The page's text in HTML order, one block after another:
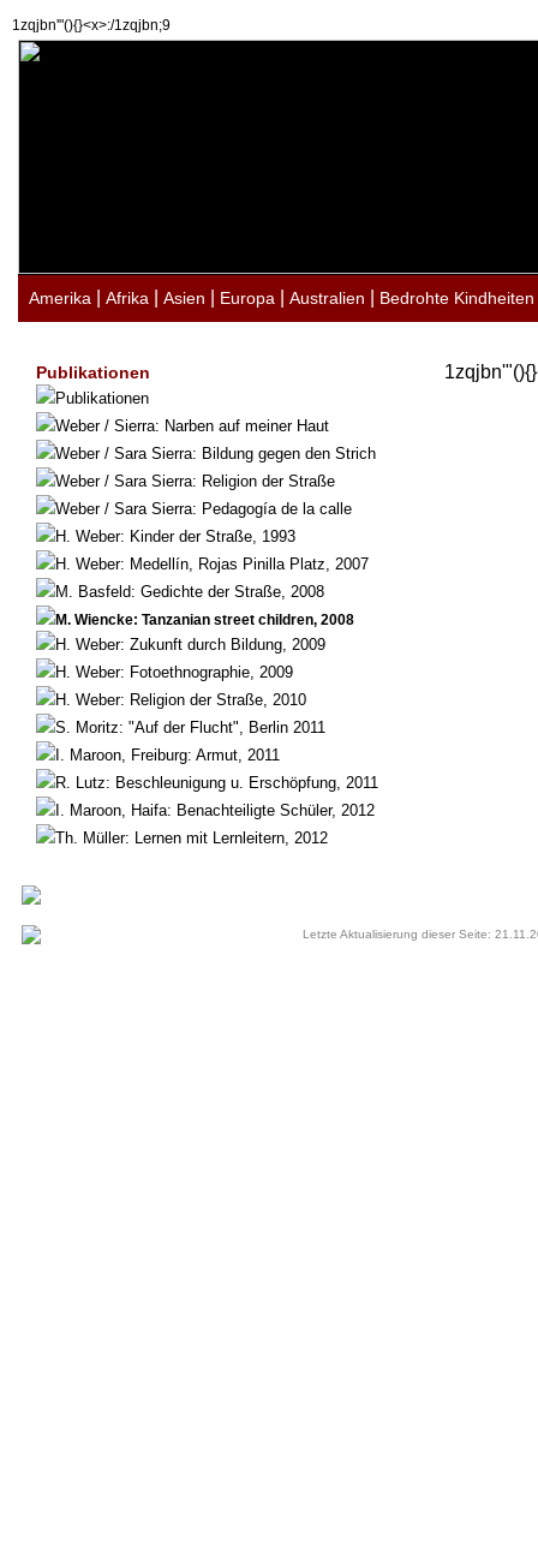
1zqjbn'"(){}<x>:/1zqjbn;9
Amerika Afrika Asien Europa Australien Bedrohte Kindheiten
Publikationen
Publikationen
Weber / Sierra: Narben auf meiner Haut
Weber / Sara Sierra: Bildung gegen den Strich
Weber / Sara Sierra: Religion der Straße
Weber / Sara Sierra: Pedagogía de la calle
H. Weber: Kinder der Straße, 1993
H. Weber: Medellín, Rojas Pinilla Platz, 2007
M. Basfeld: Gedichte der Straße, 2008
M. Wiencke: Tanzanian street children, 2008
H. Weber: Zukunft durch Bildung, 2009
H. Weber: Fotoethnographie, 2009
H. Weber: Religion der Straße, 2010
S. Moritz: "Auf der Flucht", Berlin 2011
I. Maroon, Freiburg: Armut, 2011
R. Lutz: Beschleunigung u. Erschöpfung, 2011
I. Maroon, Haifa: Benachteiligte Schüler, 2012
Th. Müller: Lernen mit Lernleitern, 2012
Letzte Aktualisierung dieser Seite: